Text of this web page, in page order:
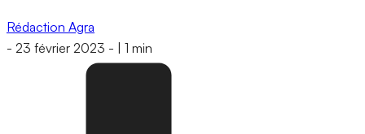
Rédaction Agra
- 23 février 2023 - 1 min